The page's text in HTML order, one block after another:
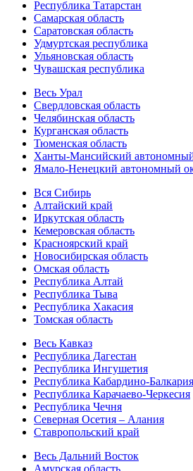
Республика Татарстан
Самарская область
Саратовская область
Удмуртская республика
Ульяновская область
Чувашская республика
Весь Урал
Свердловская область
Челябинская область
Курганская область
Тюменская область
Ханты-Мансийский
Ямало-Ненецкий автономный
Вся Сибирь
Алтайский край
Иркутская область
Кемеровская область
Красноярский край
Новосибирская область
Омская область
Республика Алтай
Республика Тыва
Республика Хакасия
Томская область
Весь Кавказ
Республика Дагестан
Республика Ингушетия
Республика Кабардино-Балкария
Республика Карачаево-Черкесия
Республика Чечня
Северная Осетия – Алания
Ставропольский край
Весь Дальний Восток
Амурская область